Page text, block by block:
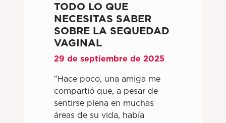
TODO LO QUE
NECESITAS SABER
SOBRE LA SEQUEDAD
VAGINAL
29 de septiembre de 2025
"Hace poco, una amiga me
compartió que, a pesar de
sentirse plena en muchas
áreas de su vida, había